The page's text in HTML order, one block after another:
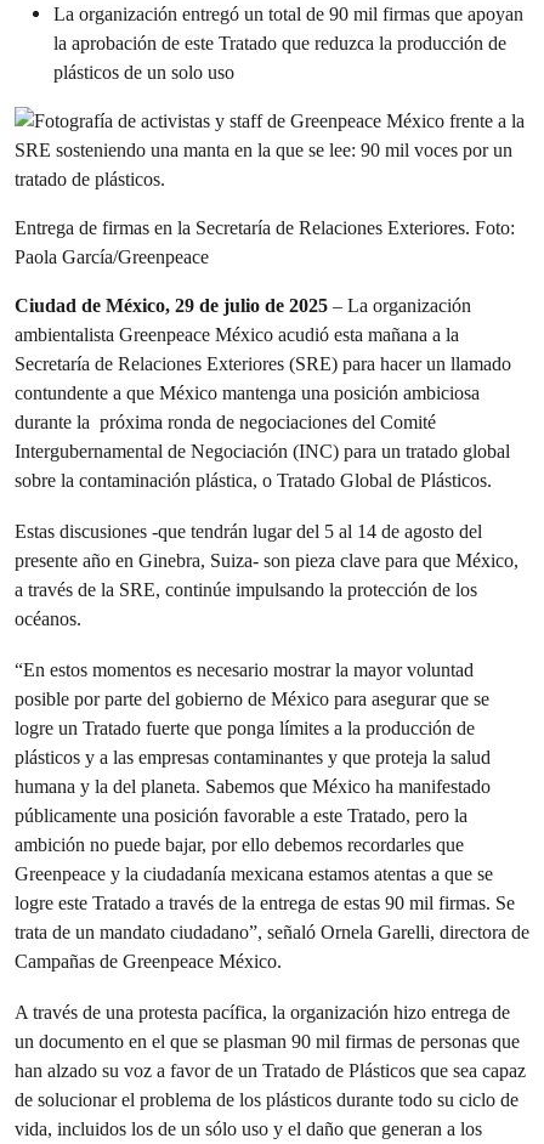
La organización entregó un total de 90 mil firmas que apoyan
la aprobación de este Tratado que reduzca la producción de
plásticos de un solo uso
Entrega de firmas en la Secretaría de Relaciones Exteriores. Foto:
Paola García/Greenpeace
Ciudad de México, 29 de julio de 2025 – La organización
ambientalista Greenpeace México acudió esta mañana a la
Secretaría de Relaciones Exteriores (SRE) para hacer un llamado
contundente a que México mantenga una posición ambiciosa
durante la próxima ronda de negociaciones del Comité
Intergubernamental de Negociación (INC) para un tratado global
sobre la contaminación plástica, o Tratado Global de Plásticos.
Estas discusiones -que tendrán lugar del 5 al 14 de agosto del
presente año en Ginebra, Suiza- son pieza clave para que México,
a través de la SRE, continúe impulsando la protección de los
océanos.
“En estos momentos es necesario mostrar la mayor voluntad
posible por parte del gobierno de México para asegurar que se
logre un Tratado fuerte que ponga límites a la producción de
plásticos y a las empresas contaminantes y que proteja la salud
humana y la del planeta. Sabemos que México ha manifestado
públicamente una posición favorable a este Tratado, pero la
ambición no puede bajar, por ello debemos recordarles que
Greenpeace y la ciudadanía mexicana estamos atentas a que se
logre este Tratado a través de la entrega de estas 90 mil firmas. Se
trata de un mandato ciudadano”, señaló Ornela Garelli, directora de
Campañas de Greenpeace México.
A través de una protesta pacífica, la organización hizo entrega de
un documento en el que se plasman 90 mil firmas de personas que
han alzado su voz a favor de un Tratado de Plásticos que sea capaz
de solucionar el problema de los plásticos durante todo su ciclo de
vida, incluidos los de un sólo uso y el daño que generan a los